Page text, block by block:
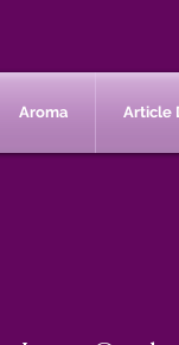
Aroma Article